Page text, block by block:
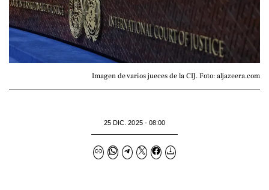
Imagen de varios jueces de la CIJ. Foto: aljazeera.com
25 DIC. 2025 - 08:00